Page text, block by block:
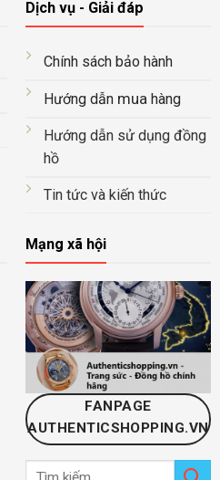
Dịch vụ - Giải đáp
Chính sách bảo hành
Hướng dẫn muahàng
Hướng dẫn sử dụng đồng
hồ
Tin tức và kiến thức
Mạng xã hội
FANPAGE
AUTHENTICSHOPPING.VN
Tìm